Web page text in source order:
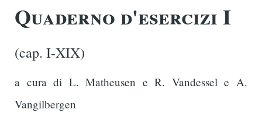
Quaderno d'esercizi I
(cap. I-XIX)
a cura di L. Matheusen e R. Vandessel e A.
Vangilbergen